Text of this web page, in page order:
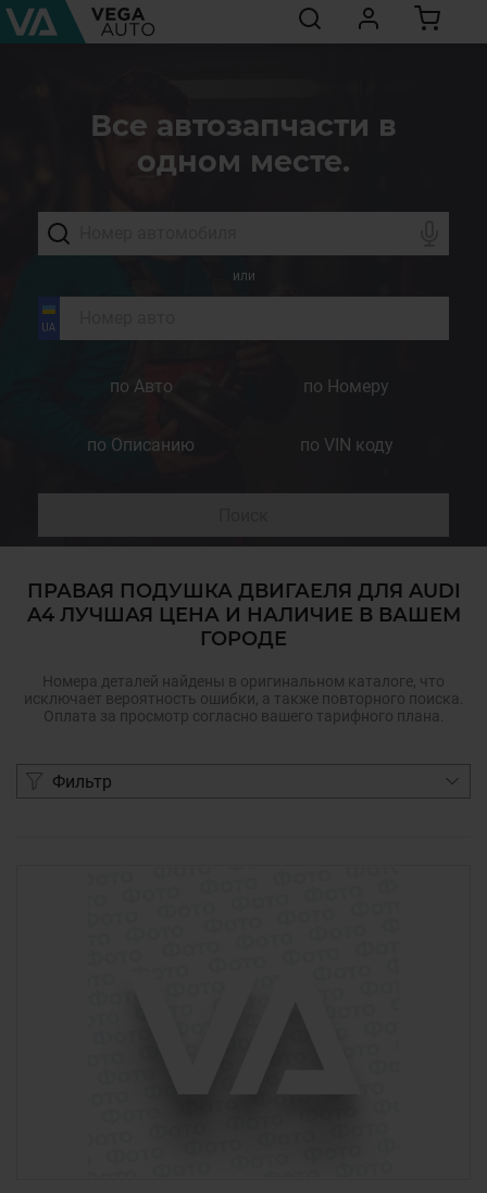
Все автозапчасти в
одном месте.
или
по Авто по Номеру
по Описанию по VIN коду
ПРАВАЯ ПОДУШКА ДВИГАЕЛЯ ДЛЯ AUDI
A4 ЛУЧШАЯ ЦЕНА И НАЛИЧИЕ В ВАШЕМ
ГОРОДЕ
Номера деталей найдены в оригинальном каталоге, что
исключает вероятность ошибки, а также повторного поиска.
Оплата за просмотр согласно вашего тарифного плана.
Фильтр